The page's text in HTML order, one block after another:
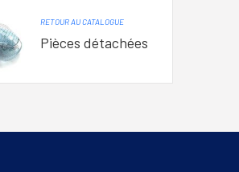
RETOUR AU CATALOGUE
Pièces détachées